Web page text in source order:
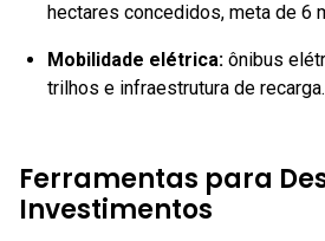
hectares concedidos, meta de 6
Mobilidade elétrica: ônibus
trilhos e infraestrutura de recarga.
Ferramentas para
Investimentos